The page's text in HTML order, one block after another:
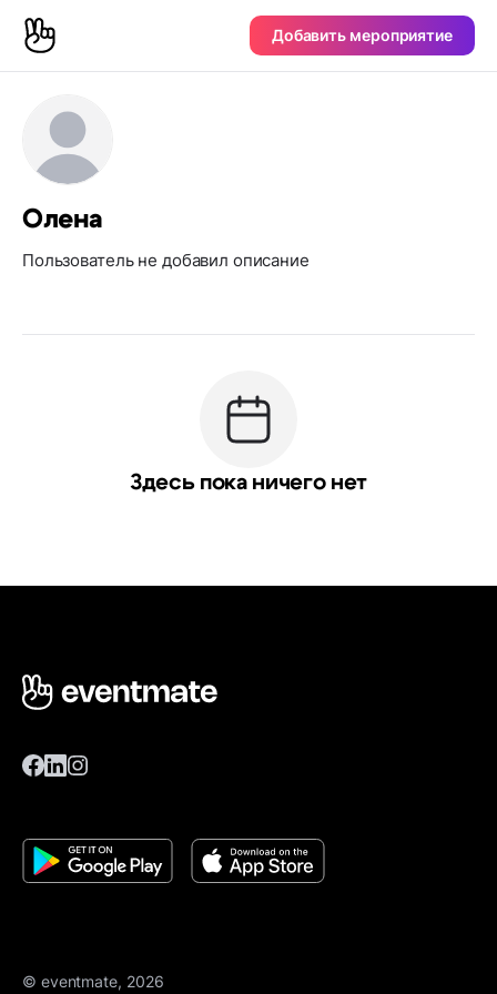
Добавить мероприятие
Олена
Пользователь не добавил описание
Здесь пока ничего нет
© eventmate, 2026